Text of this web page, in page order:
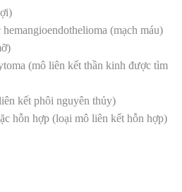
(mạch máu)
(mô liên kết thần kinh được tìm
kết phôi nguyên thủy)
hỗn hợp (loại mô liên kết hỗn hợp)